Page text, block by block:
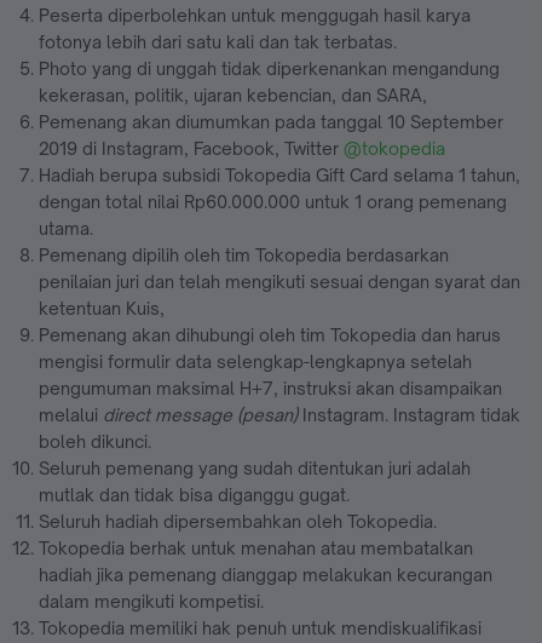
Peserta diperbolehkan untuk menggugah hasil karya
fotonya lebih dari satu kali dan tak terbatas.
Photo yang di unggah tidak diperkenankan mengandung
kekerasan, politik, ujaran kebencian, dan SARA,
Pemenang akan diumumkan pada tanggal 10 September
2019 di Instagram, Facebook, Twitter @tokopedia
Hadiah berupa subsidi Tokopedia Gift Card selama 1 tahun,
dengan total nilai Rp60.000.000 untuk 1 orang pemenang
utama.
Pemenang dipilih oleh tim Tokopedia berdasarkan
penilaian juri dan telah mengikuti sesuai dengan syarat dan
ketentuan Kuis,
Pemenang akan dihubungi oleh tim Tokopedia dan harus
mengisi formulir data selengkap-lengkapnya setelah
pengumuman maksimal H+7, instruksi akan disampaikan
melalui direct message (pesan) Instagram. Instagram tidak
boleh dikunci.
Seluruh pemenang yang sudah ditentukan juri adalah
mutlak dan tidak bisa diganggu gugat.
Seluruh hadiah dipersembahkan oleh Tokopedia.
Tokopedia berhak untuk menahan atau membatalkan
hadiah jika pemenang dianggap melakukan kecurangan
dalam mengikuti kompetisi.
Tokopedia memiliki hak penuh untuk mendiskualifikasi